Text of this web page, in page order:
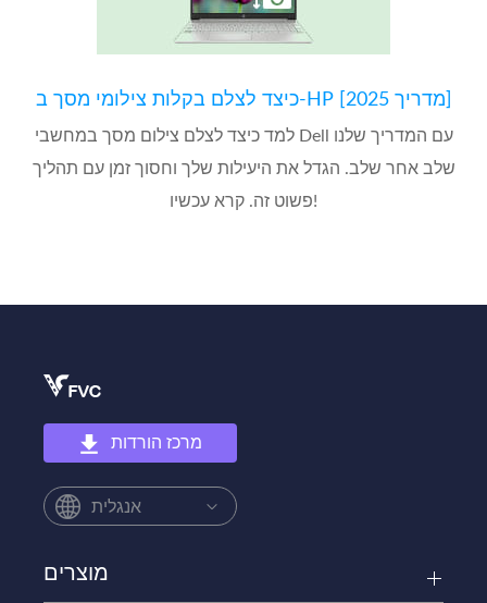
למד כיצד לצלם צילום מסך במחשבי Dell עם המדריך שלנו
שלב אחר שלב. הגדל את היעילות שלך וחסוך זמן עם תהליך
פשוט זה. קרא עכשיו!
מרכז הורדות
אנגלית
מוצרים